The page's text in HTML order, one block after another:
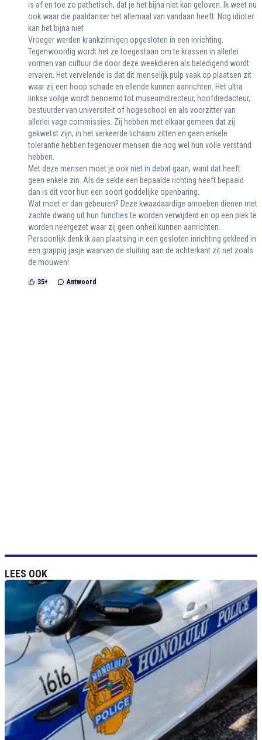
is af en toe zo pathetisch, dat je het bijna niet kan geloven. Ik weet nu
ook waar die paaldanser het allemaal van vandaan heeft. Nog idioter
kan het bijna niet
Vroeger werden krankzinnigen opgesloten in een inrichting.
Tegenwoordig wordt het ze toegestaan om te krassen in allerlei
vormen van cultuur die door deze weekdieren als beledigend wordt
ervaren. Het vervelende is dat dit menselijk pulp vaak op plaatsen zit
waar zij een hoop schade en ellende kunnen aanrichten. Het ultra
linkse volkje wordt benoemd tot museumdirecteur, hoofdredacteur,
bestuurder van universiteit of hogeschool en als voorzitter van
allerlei vage commissies. Zij hebben met elkaar gemeen dat zij
gekwetst zijn, in het verkeerde lichaam zitten en geen enkele
tolerantie hebben tegenover mensen die nog wel hun volle verstand
hebben.
Met deze mensen moet je ook niet in debat gaan, want dat heeft
geen enkele zin. Als de sekte een bepaalde richting heeft bepaald
dan is dit voor hun een soort goddelijke openbaring.
Wat moet er dan gebeuren? Deze kwaadaardige amoeben dienen met
zachte dwang uit hun functies te worden verwijderd en op een plek te
worden neergezet waar zij geen onheil kunnen aanrichten.
Persoonlijk denk ik aan plaatsing in een gesloten inrichting gekleed in
een grappig jasje waarvan de sluiting aan de achterkant zit net zoals
de mouwen!
35+ Antwoord
LEES OOK